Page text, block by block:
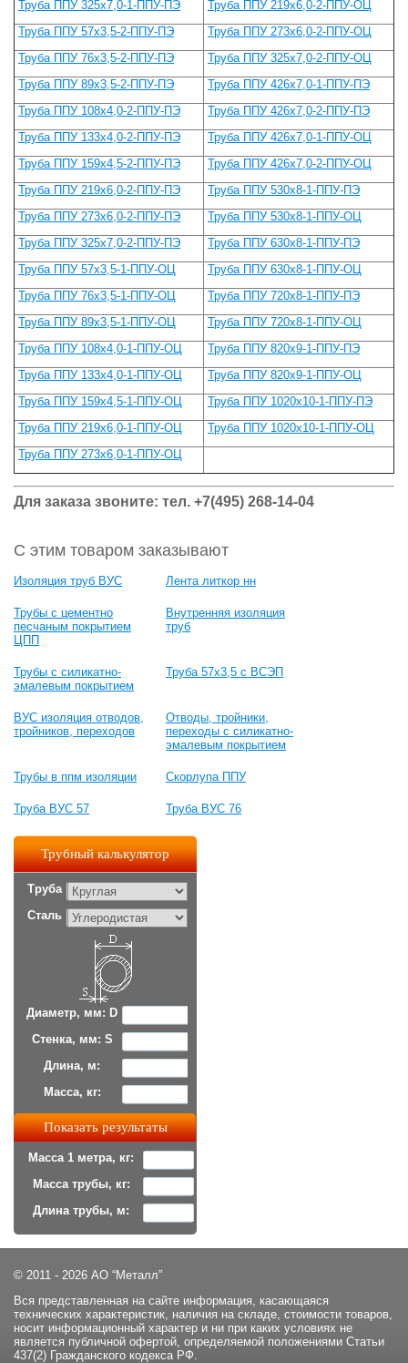
Труба ППУ 325х7,0-1-ППУ-ПЭ
Труба ППУ 219х6,0-2-ППУ-ОЦ
Труба ППУ 57х3,5-2-ППУ-ПЭ
Труба ППУ 273х6,0-2-ППУ-ОЦ
Труба ППУ 76х3,5-2-ППУ-ПЭ
Труба ППУ 325х7,0-2-ППУ-ОЦ
Труба ППУ 89х3,5-2-ППУ-ПЭ
Труба ППУ 426х7,0-1-ППУ-ПЭ
Труба ППУ 108х4,0-2-ППУ-ПЭ
Труба ППУ 426х7,0-2-ППУ-ПЭ
Труба ППУ 133х4,0-2-ППУ-ПЭ
Труба ППУ 426х7,0-1-ППУ-ОЦ
Труба ППУ 159х4,5-2-ППУ-ПЭ
Труба ППУ 426х7,0-2-ППУ-ОЦ
Труба ППУ 219х6,0-2-ППУ-ПЭ
Труба ППУ 530х8-1-ППУ-ПЭ
Труба ППУ 273х6,0-2-ППУ-ПЭ
Труба ППУ 530х8-1-ППУ-ОЦ
Труба ППУ 325х7,0-2-ППУ-ПЭ
Труба ППУ 630х8-1-ППУ-ПЭ
Труба ППУ 57х3,5-1-ППУ-ОЦ
Труба ППУ 630х8-1-ППУ-ОЦ
Труба ППУ 76х3,5-1-ППУ-ОЦ
Труба ППУ 720х8-1-ППУ-ПЭ
Труба ППУ 89х3,5-1-ППУ-ОЦ
Труба ППУ 720х8-1-ППУ-ОЦ
Труба ППУ 108х4,0-1-ППУ-ОЦ
Труба ППУ 820х9-1-ППУ-ПЭ
Труба ППУ 133х4,0-1-ППУ-ОЦ
Труба ППУ 820х9-1-ППУ-ОЦ
Труба ППУ 159х4,5-1-ППУ-ОЦ
Труба ППУ 1020х10-1-ППУ-ПЭ
Труба ППУ 219х6,0-1-ППУ-ОЦ
Труба ППУ 1020х10-1-ППУ-ОЦ
Труба ППУ 273х6,0-1-ППУ-ОЦ
Для заказа звоните: тел. +7(495) 268-14-04
С этим товаром заказывают
Изоляция труб ВУС Лента литкор нн
Трубы с цементно
песчаным покрытием
ЦПП
Внутренняя изоляция
труб
Трубы с силикатно-
эмалевым покрытием
Труба 57х3,5 с ВСЭП
ВУС изоляция отводов,
тройников, переходов
Отводы, тройники,
переходы с силикатно-
эмалевым покрытием
Трубы в ппм изоляции Скорлупа ППУ
Труба ВУС 57 Труба ВУС 76
Трубный калькулятор
Труба
Сталь
Диаметр, мм: D
Стенка, мм: S
Длина, м:
Масса, кг:
Масса 1 метра, кг:
Масса трубы, кг:
Длина трубы, м:
© 2011 - 2026 АО “Металл”
Вся представленная на сайте информация, касающаяся
технических характеристик, наличия на складе, стоимости товаров,
носит информационный характер и ни при каких условиях не
является публичной офертой, определяемой положениями Статьи
437(2) Гражданского кодекса РФ.